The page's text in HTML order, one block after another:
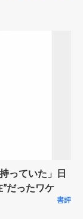
っていた」日
だったワケ
書評